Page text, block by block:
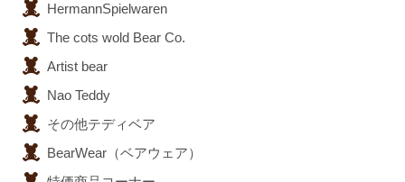
HermannSpielwaren
The cots wold Bear Co.
Artist bear
Nao Teddy
その他テディベア
BearWear（ベアウェア）